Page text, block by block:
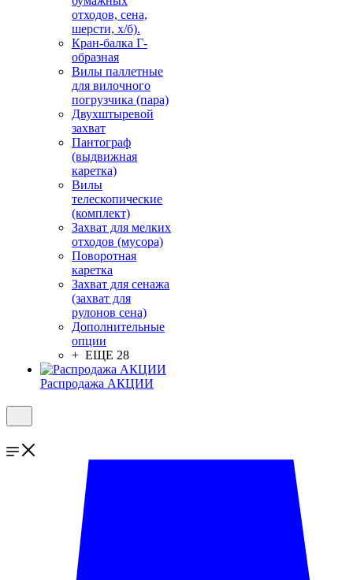
отходов, сена,
шерсти, х/б).
Кран-балка Г-
образная
Вилы паллетные
для вилочного
погрузчика (пара)
Двухштыревой
захват
Пантограф
(выдвижная
каретка)
Вилы
телескопические
(комплект)
Захват для мелких
отходов (мусора)
Поворотная
каретка
Захват для сенажа
(захват для
рулонов сена)
Дополнительные
опции
+ ЕЩЕ 28
Распродажа АКЦИИ